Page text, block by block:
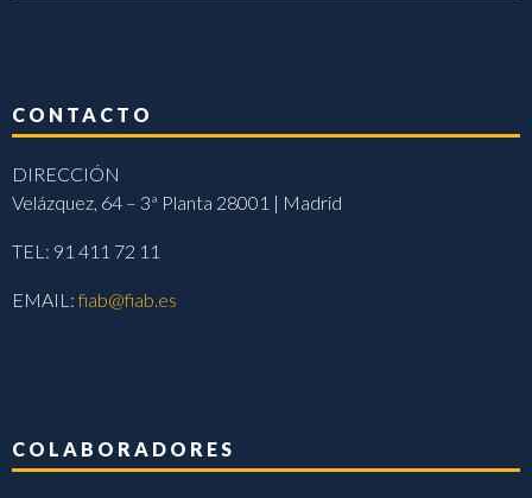
CONTACTO
DIRECCIÓN
Velázquez, 64 – 3ª Planta 28001 | Madrid
TEL: 91 411 72 11
EMAIL:fiab@fiab.es
COLABORADORES